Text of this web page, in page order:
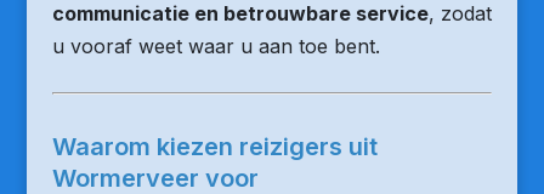
communicatie en betrouwbare service, zodat
u vooraf weet waar u aan toe bent.
Waarom kiezen reizigers uit
Wormerveer voor